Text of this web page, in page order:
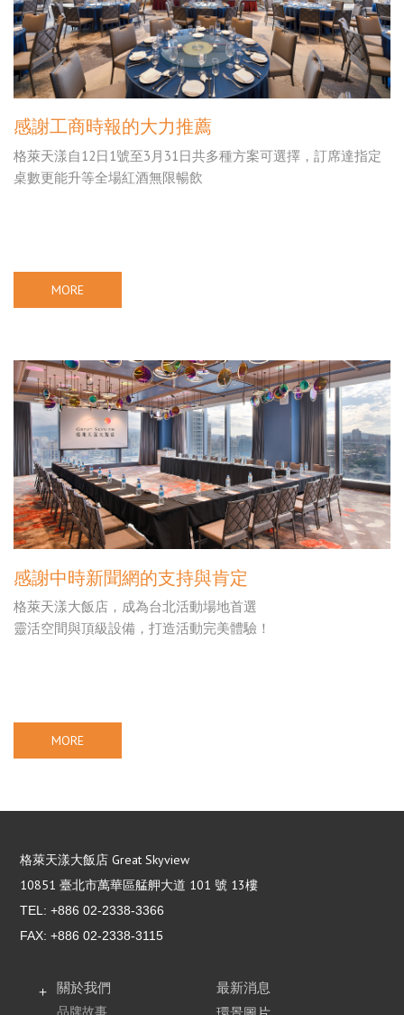
感謝工商時報的大力推薦
格萊天漾自12日1號至3月31日共多種方案可選擇，訂席達指定
桌數更能升等全場紅酒無限暢飲
MORE
感謝中時新聞網的支持與肯定
格萊天漾大飯店，成為台北活動場地首選
靈活空間與頂級設備，打造活動完美體驗！
MORE
格萊天漾大飯店 Great Skyview
10851 臺北市萬華區艋舺大道 101 號 13樓
TEL:+886 02-2338-3366
FAX: +886 02-2338-3115
關於我們
品牌故事
最新消息